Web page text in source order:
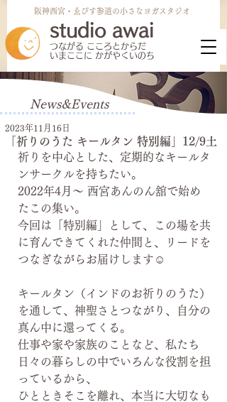
阪神​西宮・ゑびす参道の小さなヨガスタジオ
studio awai
​つながる こころとからだ
いまここに かがやくいのち
News&Events
「祈りのうた キールタン 特別編」12/9土
2023年11月16日
祈りを中心とした、定期的なキールタ
ンサークルを持ちたい。
2022年4月〜 西宮あんのん舘で始め
たこの集い。
今回は「特別編」として、この場を共
に育んできてくれた仲間と、リードを
つなぎながらお届けします☺️
キールタン（インドのお祈りのうた）
を通して、神聖さとつながり、自分の
真ん中に還ってくる。
仕事や家や家族のことなど、私たち
日々の暮らしの中でいろんな役割を担
っているから、
ひとときそこを離れ、本当に大切なも